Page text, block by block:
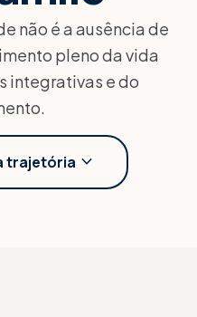
Clínica
de uma sugestão
DA...
não é a ausência de
pleno da vida
integrativas e do
trajetória expand_more